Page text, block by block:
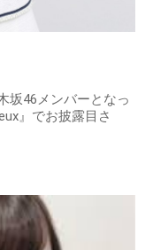
坂46メンバーとなっ
』でお披露目さ